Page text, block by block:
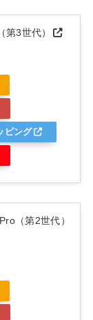
第3世代）
ピング
（第2世代）